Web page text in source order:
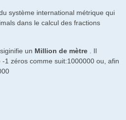
système international métrique qui
dans le calcul des fractions
un Million de mètre. Il
-1 zéros comme suit:1000000 ou, afin